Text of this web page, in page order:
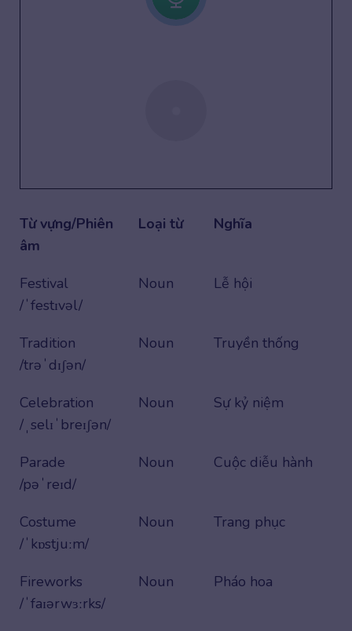
Từ vựng/Phiên
âm
Loại từ Nghĩa
Festival
/ˈfestɪvəl/
Noun Lễ hội
Tradition
/trəˈdɪʃən/
Noun Truyền thống
Celebration
/ˌselɪˈbreɪʃən/
Noun Sự kỷ niệm
Parade
/pəˈreɪd/
Noun Cuộc diễu hành
Costume
/ˈkɒstjuːm/
Noun Trang phục
Fireworks
/ˈfaɪərwɜːrks/
Noun Pháo hoa